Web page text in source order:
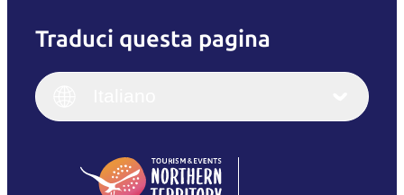
Traduci questa pagina
English
(Singapore)
Italiano